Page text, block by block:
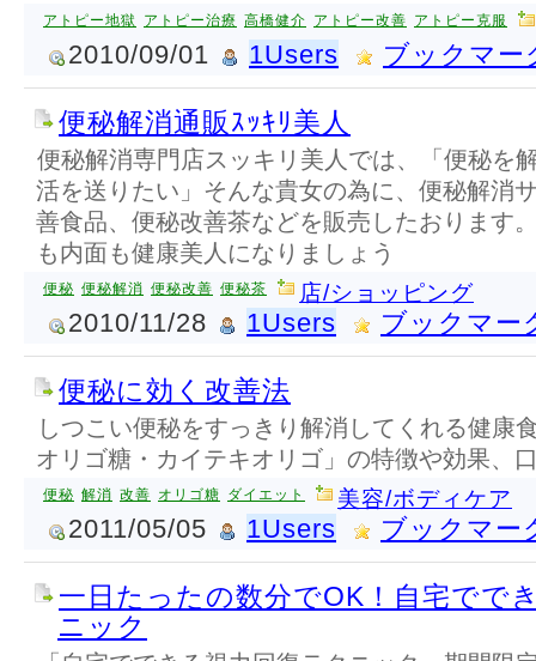
アトピー地獄 アトピー治療 高橋健介 アトピー改善 アトピー克服
2010/09/01 1Users ブックマー
便秘解消通販ｽｯｷﾘ美人
便秘解消専門店スッキリ美人では、「便秘を
活を送りたい」そんな貴女の為に、便秘解消
善食品、便秘改善茶などを販売したおります
も内面も健康美人になりましょう
便秘 便秘解消 便秘改善 便秘茶 店/ショッピング
2010/11/28 1Users ブックマー
便秘に効く改善法
しつこい便秘をすっきり解消してくれる健康
オリゴ糖・カイテキオリゴ」の特徴や効果、
便秘 解消 改善 オリゴ糖 ダイエット 美容/ボディケア
2011/05/05 1Users ブックマー
一日たったの数分でOK！自宅でで
ニック